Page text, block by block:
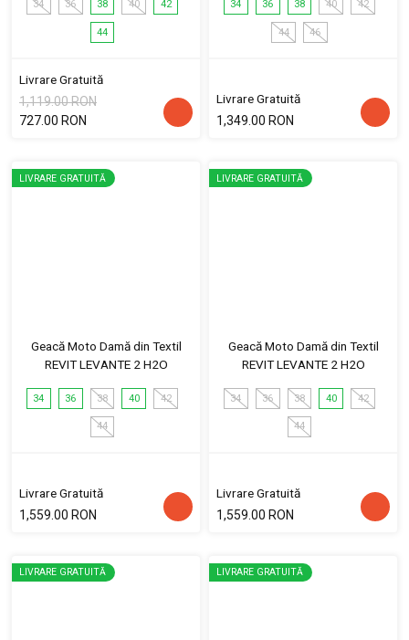
34 36 38 40 42
44
Livrare Gratuită
1,119.00 RON
727.00 RON
34 36 38 40 42
44 46
Livrare Gratuită
1,349.00 RON
LIVRARE GRATUITĂ
Geacă Moto Damă din Textil
REVIT LEVANTE 2 H2O
34 36 38 40 42
44
Livrare Gratuită
1,559.00 RON
LIVRARE GRATUITĂ
Geacă Moto Damă din Textil
REVIT LEVANTE 2 H2O
34 36 38 40 42
44
Livrare Gratuită
1,559.00 RON
LIVRARE GRATUITĂ LIVRARE GRATUITĂ